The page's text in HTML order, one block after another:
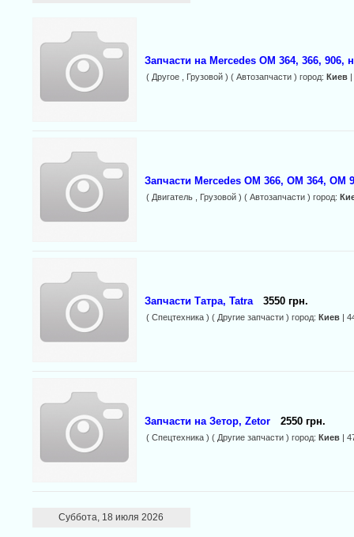
Запчасти на Mercedes ОМ 364, 366, 906,
( Другое , Грузовой ) ( Автозапчасти ) город: Киев|
Запчасти Mercedes ОМ 366, ОМ 364, OM
( Двигатель , Грузовой ) ( Автозапчасти ) город:
Запчасти Татра, Tatra 3550 грн.
( Спецтехника ) ( Другие запчасти ) город: Киев|
Запчасти на Зетор, Zetor 2550 грн.
( Спецтехника ) ( Другие запчасти ) город: Киев|
Суббота, 18 июля 2026